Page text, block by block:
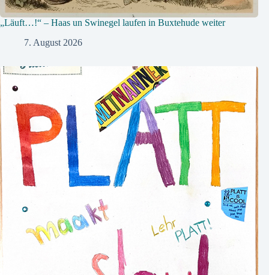
„Läuft…!“ – Haas un Swinegel laufen in Buxtehude weiter
7. August 2026